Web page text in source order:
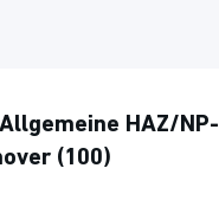
HAZ/NP-
(100)